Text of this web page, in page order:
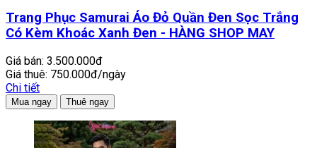
Trang Phục Samurai Áo Đỏ Quần Đen Sọc Trắng
Có Kèm Khoác Xanh Đen - HÀNG SHOP MAY
Giá bán: 3.500.000đ
Giá thuê: 750.000đ/ngày
Chi tiết
Mua ngay Thuê ngay